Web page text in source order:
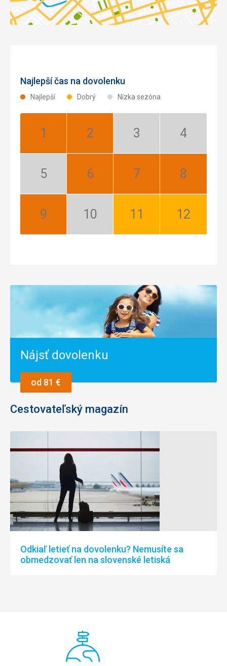
Najlepší čas na dovolenku
Najlepší Dobrý Nízka sezóna
Január:
Február:
Marec:
Apríl:
Máj:
Jún:
Júl:
August:
September:
Október:
November:
December:
Nájsť dovolenku
od 81 €
Cestovateľský magazín
Odkiaľ letieť na dovolenku? Nemusíte sa
obmedzovať len na slovenské letiská